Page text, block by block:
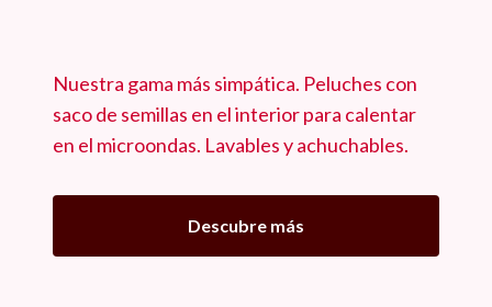
Nuestra gama más simpática. Peluches con
saco de semillas en el interior para calentar
en el microondas. Lavables y achuchables.
Descubre más